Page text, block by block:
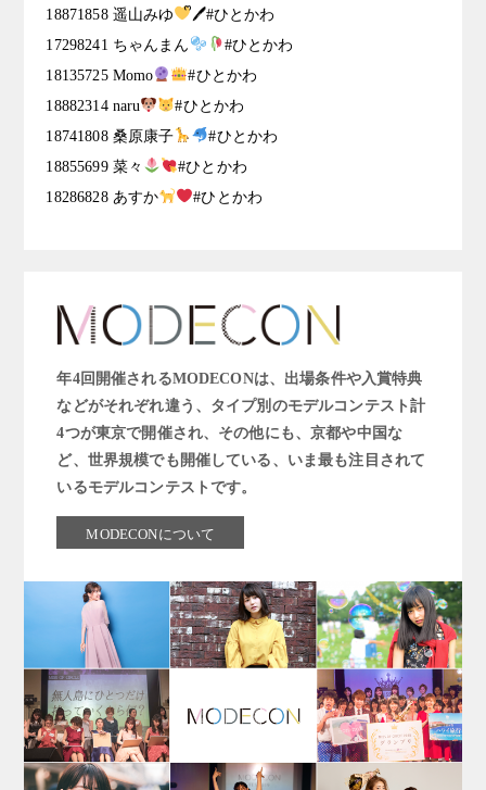
18871858 遥山みゆ
ᩚ🖊#ひとかわ
17298241 ちゃんまん
#ひとかわ
18135725 Momo
#ひとかわ
18882314 naru
#ひとかわ
18741808 桑原康子
#ひとかわ
18855699 菜々
#ひとかわ
18286828 あすか
#ひとかわ
年4回開催されるMODECONは、出場条件や入賞特典
などがそれぞれ違う、タイプ別のモデルコンテスト計
4つが東京で開催され、その他にも、京都や中国な
ど、世界規模でも開催している、いま最も注目されて
いるモデルコンテストです。
MODECONについて